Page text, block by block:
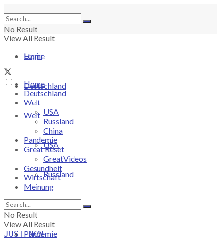
No Result
View All Result
Login
Home
Deutschland
Welt
USA
Russland
Pandemie
Home
Deutschland
Welt
USA
Russland
China
Pandemie
Great Reset
GreatVideos
Gesundheit
Wirtschaft
Meinung
No Result
View All Result
JUST-NOW